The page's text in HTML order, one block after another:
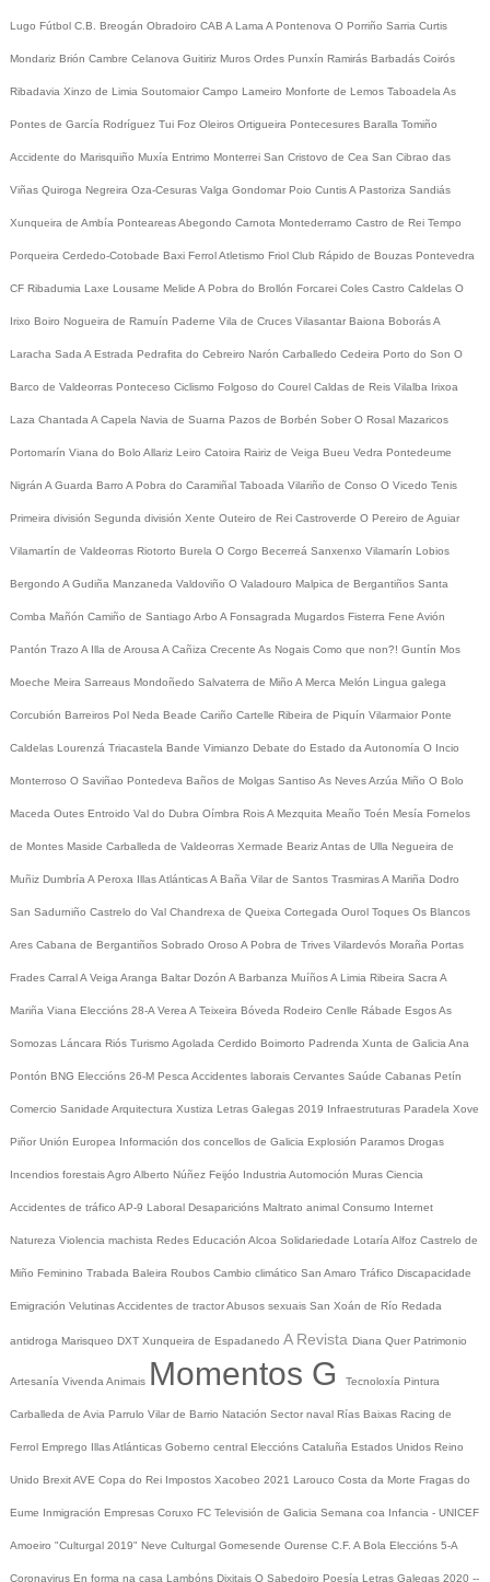
Lugo Fútbol C.B. Breogán Obradoiro CAB A Lama A Pontenova O Porriño Sarria Curtis
Mondariz Brión Cambre Celanova Guitiriz Muros Ordes Punxín Ramirás Barbadás Coirós
Ribadavia Xinzo de Limia Soutomaior Campo Lameiro Monforte de Lemos Taboadela As
Pontes de García Rodríguez Tui Foz Oleiros Ortigueira Pontecesures Baralla Tomiño
Accidente do Marisquiño Muxía Entrimo Monterrei San Cristovo de Cea San Cibrao das
Viñas Quiroga Negreira Oza-Cesuras Valga Gondomar Poio CuntisA Pastoriza Sandiás
Xunqueira de Ambía PonteareasAbegondo Carnota Montederramo Castro de Rei Tempo
Porqueira Cerdedo-Cotobade Baxi FerrolAtletismo Friol Club Rápido de Bouzas Pontevedra
CF Ribadumia Laxe Lousame Melide A Pobra do Brollón Forcarei Coles Castro Caldelas O
Irixo Boiro Nogueira de Ramuín Paderne Vila de Cruces Vilasantar Baiona BoborásA
Laracha Sada A Estrada Pedrafita do Cebreiro Narón Carballedo Cedeira Porto do Son O
Barco de Valdeorras Ponteceso Ciclismo Folgoso do Courel Caldas de Reis Vilalba Irixoa
Laza Chantada A Capela Navia de Suarna Pazos de Borbén Sober O Rosal Mazaricos
Portomarín Viana do Bolo Allariz Leiro Catoira Rairiz de Veiga Bueu Vedra Pontedeume
Nigrán A Guarda Barro A Pobra do Caramiñal Taboada Vilariño de Conso O Vicedo Tenis
Primeira división Segunda división Xente Outeiro de Rei Castroverde O Pereiro de Aguiar
Vilamartín de Valdeorras Riotorto Burela O Corgo Becerreá Sanxenxo Vilamarín Lobios
Bergondo A Gudiña Manzaneda Valdoviño O Valadouro Malpica de Bergantiños Santa
Comba Mañón Camiño de Santiago Arbo A Fonsagrada Mugardos Fisterra Fene Avión
Pantón Trazo A Illa de Arousa A Cañiza Crecente As Nogais Como que non?! Guntín Mos
Moeche Meira Sarreaus Mondoñedo Salvaterra de Miño A Merca Melón Lingua galega
Corcubión Barreiros Pol Neda Beade Cariño Cartelle Ribeira de Piquín Vilarmaior Ponte
Caldelas Lourenzá Triacastela Bande Vimianzo Debate do Estado da Autonomía O Incio
Monterroso O Saviñao Pontedeva Baños de Molgas Santiso As NevesArzúa Miño O Bolo
Maceda Outes Entroido Val do Dubra Oímbra RoisA Mezquita Meaño Toén Mesía Fornelos
de Montes Maside Carballeda de Valdeorras Xermade BearizAntas de Ulla Negueira de
Muñiz Dumbría A Peroxa Illas AtlánticasA Baña Vilar de Santos TrasmirasA Mariña Dodro
San Sadurniño Castrelo do Val Chandrexa de Queixa Cortegada Ourol Toques Os Blancos
Ares Cabana de Bergantiños Sobrado Oroso A Pobra de Trives Vilardevós Moraña Portas
Frades CarralA Veiga Aranga Baltar Dozón A Barbanza MuíñosA Limia Ribeira Sacra A
Mariña Viana Eleccións 28-A Verea A Teixeira Bóveda Rodeiro Cenlle Rábade EsgosAs
Somozas Láncara Riós Turismo Agolada Cerdido Boimorto Padrenda Xunta de Galicia Ana
Pontón BNG Eleccións 26-M Pesca Accidentes laborais Cervantes Saúde Cabanas Petín
Comercio Sanidade Arquitectura Xustiza Letras Galegas 2019 Infraestruturas Paradela Xove
Piñor Unión Europea Información dos concellos de Galicia Explosión Paramos Drogas
Incendios forestaisAgro Alberto Núñez Feijóo Industria Automoción Muras Ciencia
Accidentes de tráfico AP-9 Laboral Desaparicións Maltrato animal Consumo Internet
Natureza Violencia machista Redes Educación Alcoa Solidariedade Lotaría Alfoz Castrelo de
Miño Feminino Trabada Baleira Roubos Cambio climático San Amaro Tráfico Discapacidade
Emigración VelutinasAccidentes de tractorAbusos sexuais San Xoán de Río Redada
antidroga Marisqueo DXT Xunqueira de Espadanedo A Revista Diana Quer Patrimonio
Artesanía Vivenda Animais Momentos G Tecnoloxía Pintura
Carballeda de Avia Parrulo Vilar de Barrio Natación Sector naval Rías Baixas Racing de
Ferrol Emprego Illas Atlánticas Goberno central Eleccións Cataluña Estados Unidos Reino
Unido BrexitAVE Copa do Rei Impostos Xacobeo 2021 Larouco Costa da Morte Fragas do
Eume Inmigración Empresas Coruxo FC Televisión de Galicia Semana coa Infancia - UNICEF
Amoeiro "Culturgal 2019" Neve Culturgal Gomesende Ourense C.F. A Bola Eleccións 5-A
Coronavirus En forma na casa Lambóns Dixitais O Sabedoiro Poesía Letras Galegas 2020 --